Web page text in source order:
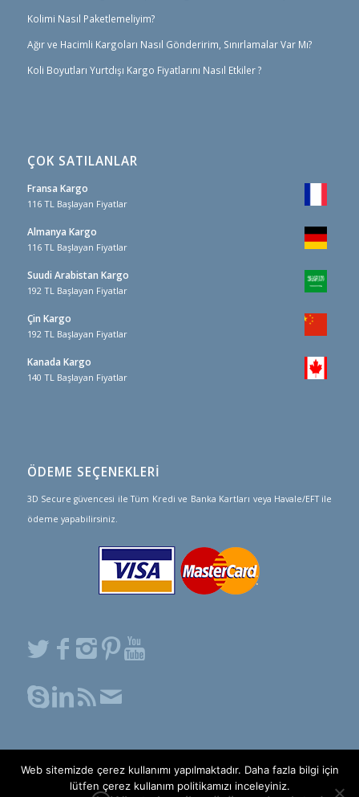
PCI-DSS Ödeme Güvenliği
Kolimi Nasıl Paketlemeliyim?
Ağır ve Hacimli Kargoları Nasıl Gönderirim, Sınırlamalar Var Mı?
Koli Boyutları Yurtdışı Kargo Fiyatlarını Nasıl Etkiler ?
ÇOK SATILANLAR
Fransa Kargo
116 TL Başlayan Fiyatlar
Almanya Kargo
116 TL Başlayan Fiyatlar
Suudi Arabistan Kargo
192 TL Başlayan Fiyatlar
Çin Kargo
192 TL Başlayan Fiyatlar
Kanada Kargo
140 TL Başlayan Fiyatlar
ÖDEME SEÇENEKLERİ
3D Secure güvencesi ile Tüm Kredi ve Banka Kartları veya Havale/EFT ile
ödeme yapabilirsiniz.
Ekspres Kargo © 2016-2020 Tüm Hakları Saklıdır.
Web sitemizde çerez kullanımı yapılmaktadır. Daha fazla bilgi için
lütfen çerez kullanım politikamızı inceleyiniz.